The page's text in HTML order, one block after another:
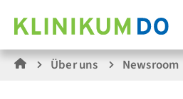
Über uns Newsroom